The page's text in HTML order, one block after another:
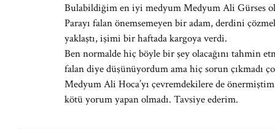
Bulabildiğim en iyi medyum Medyum Ali Gürses
Parayı falan önemsemeyen bir adam, derdini
yaklaştı, işimi bir haftada kargoya verdi.
Ben normalde hiç böyle bir şey olacağını tahmin
falan diye düşünüyordum ama hiç sorun çıkmadı
Medyum Ali Hoca’yı çevremdekilere de
kötü yorum yapan olmadı. Tavsiye ederim.